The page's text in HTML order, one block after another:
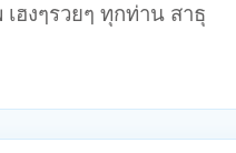
ฮงๆรวยๆ ทุกท่าน สาธุ